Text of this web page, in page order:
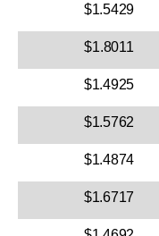
$1.5429
$1.8011
$1.4925
$1.5762
$1.4874
$1.6717